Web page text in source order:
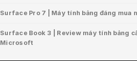
Surface Pro 7 | Máy tính bảng đáng mua
Surface Book 3 | Review máy tính bảng
Microsoft